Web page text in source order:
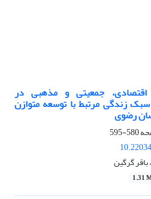
جمعیتی و مذهبی در
زندگی مرتبط با توسعه متوازن
رضوی
580-595
باقر گرگین
1.31